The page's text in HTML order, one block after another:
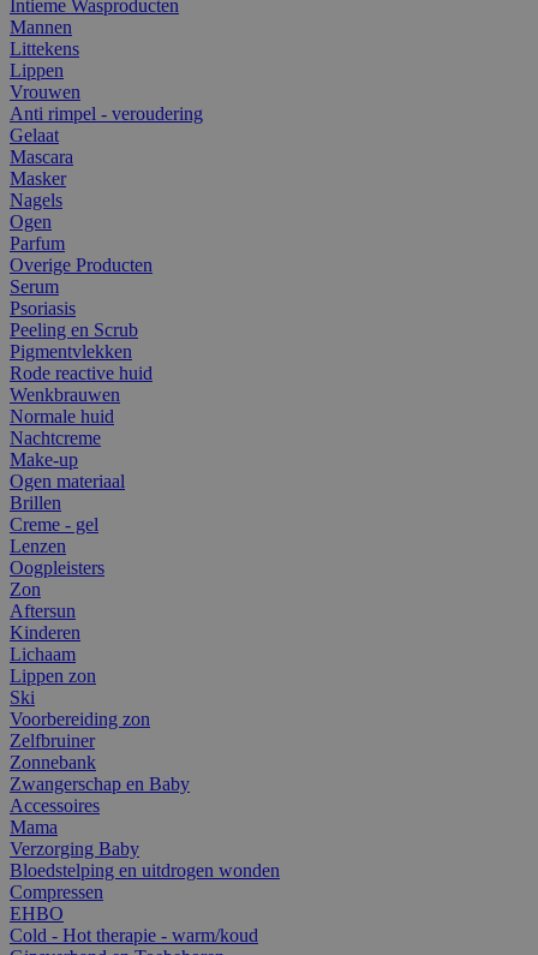
Intieme Wasproducten
Mannen
Littekens
Lippen
Vrouwen
Anti rimpel - veroudering
Gelaat
Mascara
Masker
Nagels
Ogen
Parfum
Overige Producten
Serum
Psoriasis
Peeling en Scrub
Pigmentvlekken
Rode reactive huid
Wenkbrauwen
Normale huid
Nachtcreme
Make-up
Ogen materiaal
Brillen
Creme - gel
Lenzen
Oogpleisters
Zon
Aftersun
Kinderen
Lichaam
Lippen zon
Ski
Voorbereiding zon
Zelfbruiner
Zonnebank
Zwangerschap en Baby
Accessoires
Mama
Verzorging Baby
Bloedstelping en uitdrogen wonden
Compressen
EHBO
Cold - Hot therapie - warm/koud